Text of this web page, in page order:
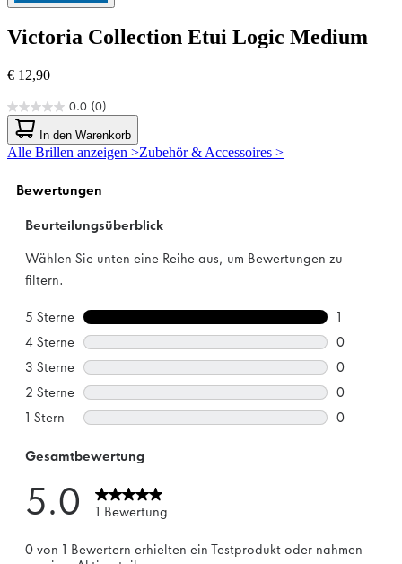
Victoria Collection Etui Logic Medium
€ 12,90
0.0 (0)
0.0
von
5
Sternen.
In den Warenkorb
Alle Brillen anzeigen >Zubehör & Accessoires >